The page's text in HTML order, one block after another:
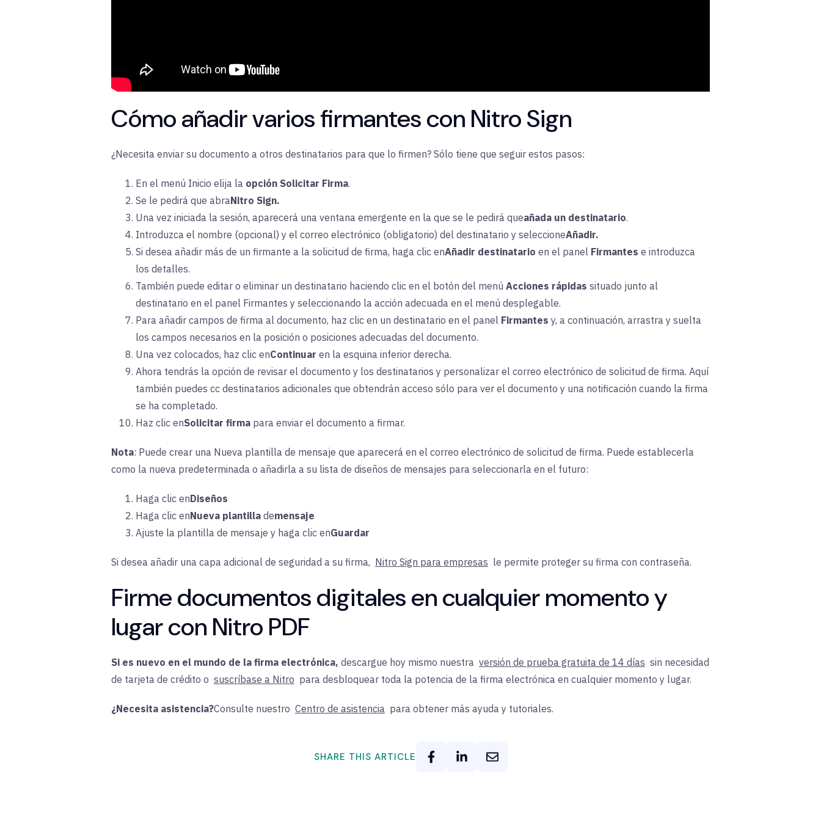
Cómo añadir varios firmantes con Nitro Sign
¿Necesita enviar su documento a otros destinatarios para que lo firmen? Sólo tiene que seguir estos pasos:
En el menú Inicio elija la opción Solicitar Firma.
Se le pedirá que abraNitro Sign.
Una vez iniciada la sesión, aparecerá una ventana emergente en la que se le pedirá queañada un destinatario.
Introduzca el nombre (opcional) y el correo electrónico (obligatorio) del destinatario y seleccioneAñadir.
Si desea añadir más de un firmante a la solicitud de firma, haga clic enAñadir destinatario en el panel Firmantes e introduzca
los detalles.
También puede editar o eliminar un destinatario haciendo clic en el botón del menú Acciones rápidas situado junto al
destinatario en el panel Firmantes y seleccionando la acción adecuada en el menú desplegable.
Para añadir campos de firma al documento, haz clic en un destinatario en el panel Firmantes y, a continuación, arrastra y suelta
los campos necesarios en la posición o posiciones adecuadas del documento.
Una vez colocados, haz clic enContinuar en la esquina inferior derecha.
Ahora tendrás la opción de revisar el documento y los destinatarios y personalizar el correo electrónico de solicitud de firma. Aquí
también puedes cc destinatarios adicionales que obtendrán acceso sólo para ver el documento y una notificación cuando la firma
se ha completado.
Haz clic enSolicitar firma para enviar el documento a firmar.
Nota: Puede crear una Nueva plantilla de mensaje que aparecerá en el correo electrónico de solicitud de firma. Puede establecerla
como la nueva predeterminada o añadirla a su lista de diseños de mensajes para seleccionarla en el futuro:
Haga clic enDiseños
Haga clic enNueva plantilla demensaje
Ajuste la plantilla de mensaje y haga clic enGuardar
Si desea añadir una capa adicional de seguridad a su firma, Nitro Sign para empresas le permite proteger su firma con contraseña.
Firme documentos digitales en cualquier momento y
lugar con Nitro PDF
Si es nuevo en el mundo de la firma electrónica, descargue hoy mismo nuestra versión de prueba gratuita de 14 días sin necesidad
de tarjeta de crédito o suscríbase a Nitro para desbloquear toda la potencia de la firma electrónica en cualquier momento y lugar.
¿Necesita asistencia?Consulte nuestro Centro de asistencia para obtener más ayuda y tutoriales.
SHARE THIS ARTICLE